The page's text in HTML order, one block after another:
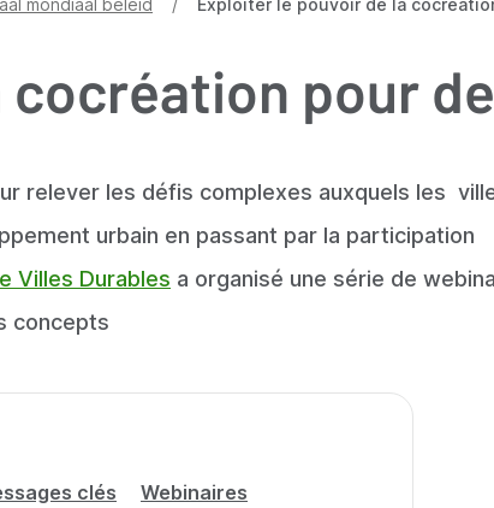
mondiaal beleid / Exploiter le pouvoir de la
pour
relever les défis complexes auxquels les
urbain en passant par la participation
Villes Durables a organisé une série de
concepts
clés Webinaires